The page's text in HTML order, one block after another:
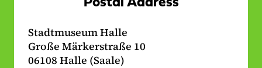
Postal Address
Stadtmuseum Halle
Große Märkerstraße 10
06108 Halle (Saale)